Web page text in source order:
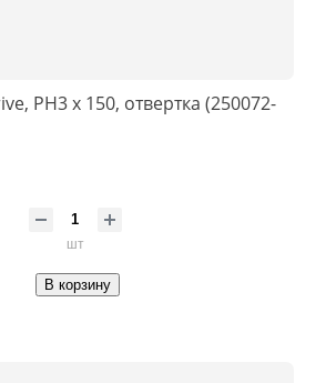
PH3 x 150, отвертка (250072-
шт
В корзину